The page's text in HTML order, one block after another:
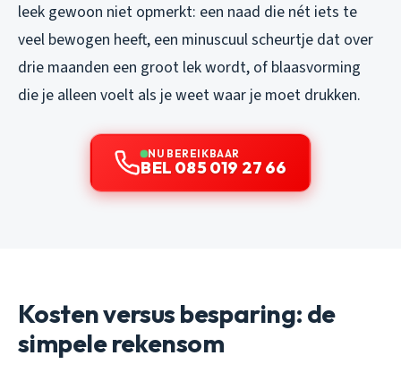
leek gewoon niet opmerkt: een naad die nét iets te
veel bewogen heeft, een minuscuul scheurtje dat over
drie maanden een groot lek wordt, of blaasvorming
die je alleen voelt als je weet waar je moet drukken.
NU BEREIKBAAR
BEL 085 019 27 66
Kosten versus besparing: de
simpele rekensom